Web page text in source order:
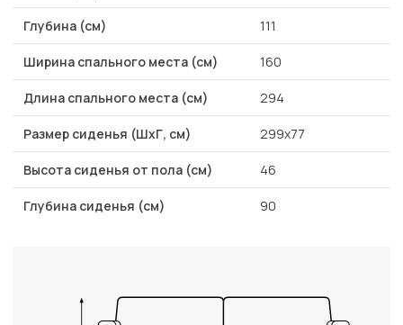
Глубина (см) 111
Ширина спального места (см) 160
Длина спального места (см) 294
Размер сиденья (ШхГ, см) 299x77
Высота сиденья от пола (см) 46
Глубина сиденья (см) 90